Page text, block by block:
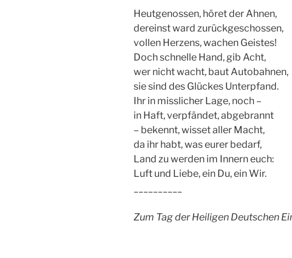
Heutgenossen, höret der Ahnen,
dereinst ward zurückgeschossen,
vollen Herzens, wachen Geistes!
Doch schnelle Hand, gib Acht,
wer nicht wacht, baut Autobahnen,
sie sind des Glückes Unterpfand.
Ihr in misslicher Lage, noch –
in Haft, verpfändet, abgebrannt
– bekennt, wisset aller Macht,
da ihr habt, was eurer bedarf,
Land zu werden im Innern euch:
Luft und Liebe, ein Du, ein Wir.
Zum Tag der Heiligen Deutschen